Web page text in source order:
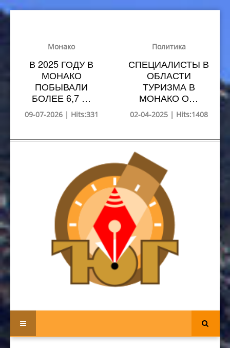
Монако
В 2025 ГОДУ В
МОНАКО
ПОБЫВАЛИ
БОЛЕЕ 6,7 …
09-07-2026 | Hits:331
Политика
СПЕЦИАЛИСТЫ В
ОБЛАСТИ
ТУРИЗМА В
МОНАКО О…
02-04-2025 | Hits:1408